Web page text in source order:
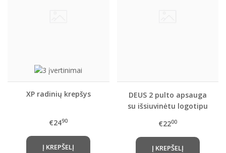
XP radinių krepšys
€2490
Į KREPŠELĮ
DEUS 2 pulto apsauga
su išsiuvinėtu logotipu
€2200
Į KREPŠELĮ